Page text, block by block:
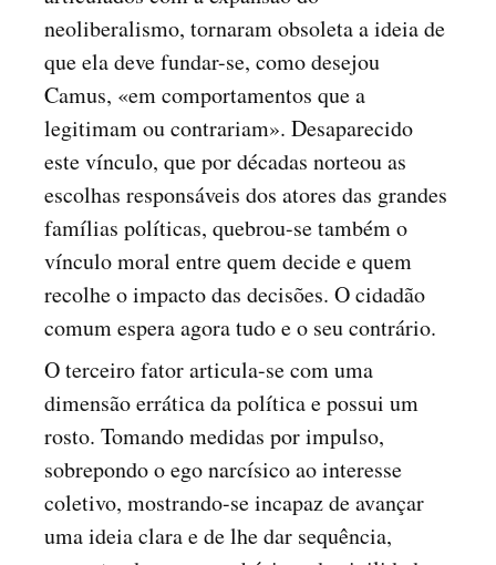
neoliberalismo, tornaram obsoleta a ideia de
que ela deve fundar-se, como desejou
Camus, «em comportamentos que a
legitimam ou contrariam». Desaparecido
este vínculo, que por décadas norteou as
escolhas responsáveis dos atores das grandes
famílias políticas, quebrou-se também o
vínculo moral entre quem decide e quem
recolhe o impacto das decisões. O cidadão
comum espera agora tudo e o seu contrário.
O terceiro fator articula-se com uma
dimensão errática da política e possui um
rosto. Tomando medidas por impulso,
sobrepondo o ego narcísico ao interesse
coletivo, mostrando-se incapaz de avançar
uma ideia clara e de lhe dar sequência,